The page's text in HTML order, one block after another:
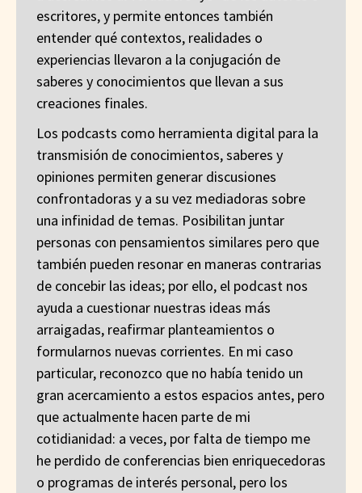
escritores, y permite entonces también
entender qué contextos, realidades o
experiencias llevaron a la conjugación de
saberes y conocimientos que llevan a sus
creaciones finales.
Los podcasts como herramienta digital para la
transmisión de conocimientos, saberes y
opiniones permiten generar discusiones
confrontadoras y a su vez mediadoras sobre
una infinidad de temas. Posibilitan juntar
personas con pensamientos similares pero que
también pueden resonar en maneras contrarias
de concebir las ideas; por ello, el podcast nos
ayuda a cuestionar nuestras ideas más
arraigadas, reafirmar planteamientos o
formularnos nuevas corrientes. En mi caso
particular, reconozco que no había tenido un
gran acercamiento a estos espacios antes, pero
que actualmente hacen parte de mi
cotidianidad: a veces, por falta de tiempo me
he perdido de conferencias bien enriquecedoras
o programas de interés personal, pero los